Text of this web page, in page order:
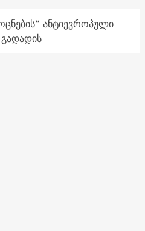
ანტიევროპული